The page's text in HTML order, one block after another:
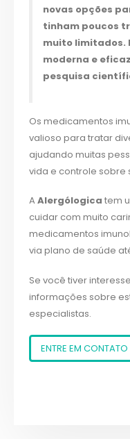
novas opções
tinham poucos
muito limitados.
moderna e
pesquisa
Os medicamentos
valioso para tratar
ajudando muitas
vida e controle sobre
AAlergólogica tem
cuidar com muito
medicamentos
via plano de saúde
Se você tiver
informações sobre
especialistas.
ENTRE EM